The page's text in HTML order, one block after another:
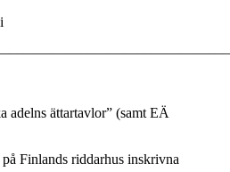
adelns ättartavlor” (samt EÄ
Finlands riddarhus inskrivna